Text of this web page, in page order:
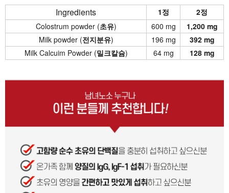
Ingredients 1정
2정
Colostrum powder (초유) 600 mg
1,200 mg
Milk powder (전지분유) 196 mg
392 mg
Milk Calcuim Powder (밀크칼슘) 64 mg 128 mg